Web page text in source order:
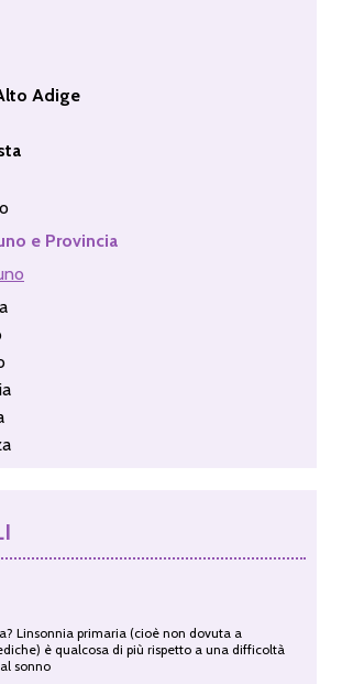
Adige
e Provincia
Linsonnia primaria (cioè non dovuta a
è qualcosa di più rispetto a una difficoltà
sonno